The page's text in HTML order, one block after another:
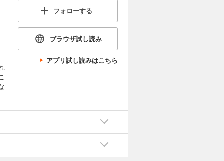
フォローする
ブラウザ試し読み
アプリ試し読みはこちら